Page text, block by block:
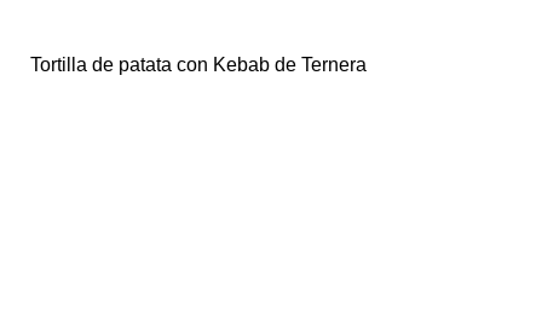
Tortilla de patata con Kebab de Ternera